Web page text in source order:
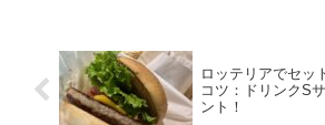
ロッテリアでセッ
コツ：ドリンクS
ント！